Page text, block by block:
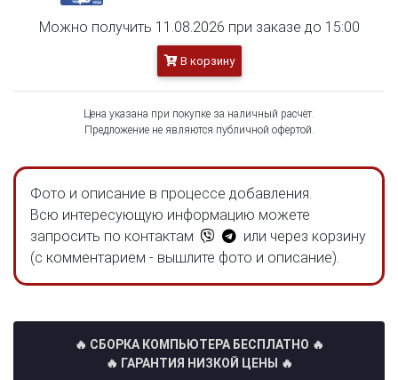
Можно получить 11.08.2026 при заказе до 15:00
В корзину
Цена указана при покупке за наличный расчёт.
Предложение не являются публичной офертой.
Фото и описание в процессе добавления.
Всю интересующую информацию можете
запросить по контактам
или через корзину
(с комментарием - вышлите фото и описание).
🔥 СБОРКА КОМПЬЮТЕРА БЕСПЛАТНО 🔥
🔥 ГАРАНТИЯ НИЗКОЙ ЦЕНЫ 🔥